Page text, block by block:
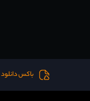
باکس دانلود